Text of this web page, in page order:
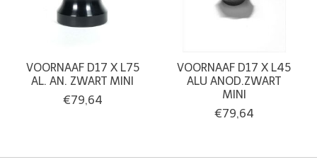
VOORNAAF D17 X L75
AL. AN. ZWART MINI
€79,64
VOORNAAF D17 X L45
ALU ANOD.ZWART
MINI
€79,64